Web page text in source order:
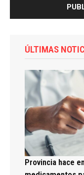
ÚLTIMAS
Provincia hace